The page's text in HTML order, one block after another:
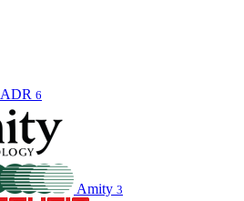
ADR 6
Amity 3